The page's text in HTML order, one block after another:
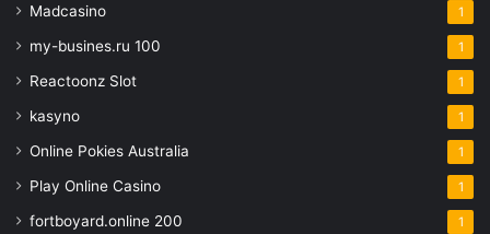
Madcasino 1
my-busines.ru 100 1
Reactoonz Slot 1
kasyno 1
Online Pokies Australia 1
Play Online Casino 1
fortboyard.online 200 1